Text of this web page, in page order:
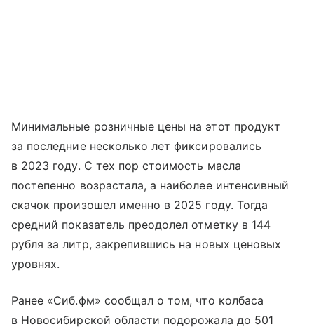
Минимальные розничные цены на этот продукт
за последние несколько лет фиксировались
в 2023 году. С тех пор стоимость масла
постепенно возрастала, а наиболее интенсивный
скачок произошел именно в 2025 году. Тогда
средний показатель преодолел отметку в 144
рубля за литр, закрепившись на новых ценовых
уровнях.
Ранее «Сиб.фм» сообщал о том, что колбаса
в Новосибирской области подорожала до 501